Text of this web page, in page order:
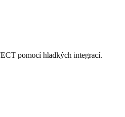
pomocí hladkých integrací.